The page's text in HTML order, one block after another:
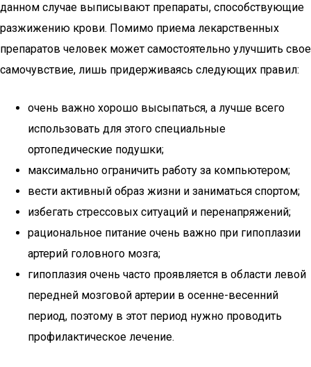
данном случае выписывают препараты, способствующие
разжижению крови. Помимо приема лекарственных
препаратов человек может самостоятельно улучшить свое
самочувствие, лишь придерживаясь следующих правил:
очень важно хорошо высыпаться, а лучше всего
использовать для этого специальные
ортопедические подушки;
максимально ограничить работу за компьютером;
вести активный образ жизни и заниматься спортом;
избегать стрессовых ситуаций и перенапряжений;
рациональное питание очень важно при гипоплазии
артерий головного мозга;
гипоплазия очень часто проявляется в области левой
передней мозговой артерии в осенне-весенний
период, поэтому в этот период нужно проводить
профилактическое лечение.